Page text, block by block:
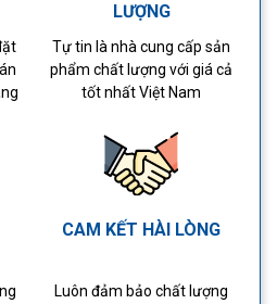
LƯỢNG
Tự tin là nhà cung cấp sản
phẩm chất lượng với giá cả
tốt nhất Việt Nam
CAM KẾT HÀI LÒNG
Luôn đảm bảo chất lượng